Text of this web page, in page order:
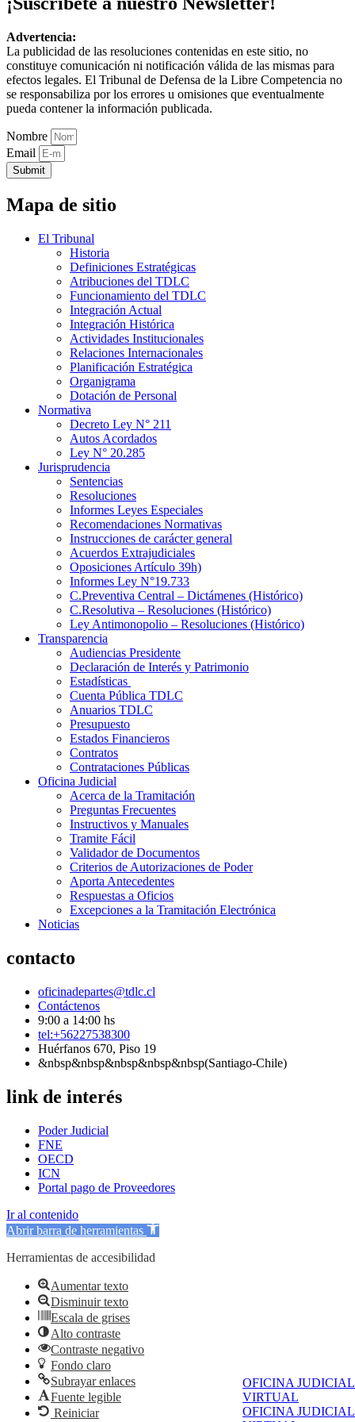
OFICINA JUDICIAL
VIRTUAL
OFICINA JUDICIAL
Advertencia:
La publicidad de las resoluciones contenidas en este sitio, no
constituye comunicación ni notificación válida de las mismas para
efectos legales. El Tribunal de Defensa de la Libre Competencia no
se responsabiliza por los errores u omisiones que eventualmente
pueda contener la información publicada.
Nombre
Email
Submit
Mapa de sitio
El Tribunal
Historia
Definiciones Estratégicas
Atribuciones del TDLC
Funcionamiento del TDLC
Integración Actual
Integración Histórica
Actividades Institucionales
Relaciones Internacionales
Planificación Estratégica
Organigrama
Dotación de Personal
Normativa
Decreto Ley N° 211
Autos Acordados
Ley N° 20.285
Jurisprudencia
Sentencias
Resoluciones
Informes Leyes Especiales
Recomendaciones Normativas
Instrucciones de carácter general
Acuerdos Extrajudiciales
Oposiciones Artículo 39h)
Informes Ley N°19.733
C.Preventiva Central – Dictámenes (Histórico)
C.Resolutiva – Resoluciones (Histórico)
Ley Antimonopolio – Resoluciones (Histórico)
Transparencia
Audiencias Presidente
Declaración de Interés y Patrimonio
Estadísticas
Cuenta Pública TDLC
Anuarios TDLC
Presupuesto
Estados Financieros
Contratos
Contrataciones Públicas
Oficina Judicial
Acerca de la Tramitación
Preguntas Frecuentes
Instructivos y Manuales
Tramite Fácil
Validador de Documentos
Criterios de Autorizaciones de Poder
Aporta Antecedentes
Respuestas a Oficios
Excepciones a la Tramitación Electrónica
Noticias
contacto
oficinadepartes@tdlc.cl
Contáctenos
9:00 a 14:00 hs
tel:+56227538300
Huérfanos 670, Piso 19
&nbsp&nbsp&nbsp&nbsp&nbsp(Santiago-Chile)
link de interés
Poder Judicial
FNE
OECD
ICN
Portal pago de Proveedores
Ir al contenido
Abrir barra de herramientas
Herramientas de accesibilidad
Aumentar texto
Disminuir texto
Escala de grises
Alto contraste
Contraste negativo
Fondo claro
Subrayar enlaces
Fuente legible
Reiniciar